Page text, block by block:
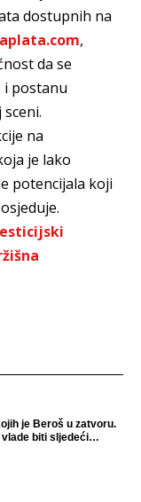
dostupnih na
,
da se
i postanu
na
je lako
potencijala koji
je Beroš u zatvoru.
vlade biti sljedeći